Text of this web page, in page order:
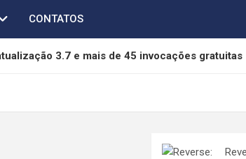
CONTATOS
3.7 e mais de 45 invocações gratuitas